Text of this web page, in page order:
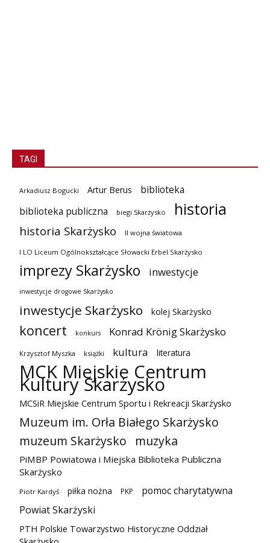
TAGI
Arkadiusz Bogucki Artur Berus
biblioteka
biblioteka publiczna
biegi Skarżysko historia
historia Skarżysko II wojna światowa
I LO Liceum Ogólnokształcące Słowacki Erbel Skarżysko
imprezy Skarżysko inwestycje
inwestycje drogowe Skarżysko
inwestycje Skarżysko kolej Skarżysko
koncert konkurs Konrad Krönig Skarżysko
Krzysztof Myszka książki kultura literatura
MCK Miejskie Centrum
Kultury Skarżysko
MCSiR Miejskie Centrum Sportu i Rekreacji Skarżysko
Muzeum im. Orła Białego Skarżysko
muzeum Skarżysko
muzyka
PiMBP Powiatowa i Miejska Biblioteka Publiczna
Skarżysko
Piotr Kardyś piłka nożna PKP
pomoc charytatywna
Powiat Skarżyski
PTH Polskie Towarzystwo Historyczne Oddział